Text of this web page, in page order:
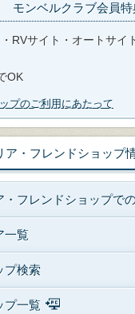
モンベルクラブ会員特
・RVサイト・オートサイ
OK
プのご利用にあたって
ア・フレンドショップ
・フレンドショップで
一覧
プ検索
プ一覧